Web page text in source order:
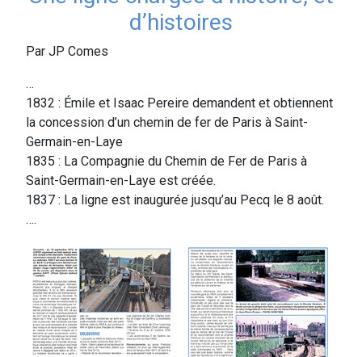
d’histoires
Par JP Comes
…
1832 : Émile et Isaac Pereire demandent et obtiennent
la concession d’un chemin de fer de Paris à Saint-
Germain-en-Laye
1835 : La Compagnie du Chemin de Fer de Paris à
Saint-Germain-en-Laye est créée.
1837 : La ligne est inaugurée jusqu’au Pecq le 8 août.
….